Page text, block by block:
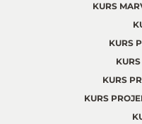
KURS
KURS
KURS
KURS